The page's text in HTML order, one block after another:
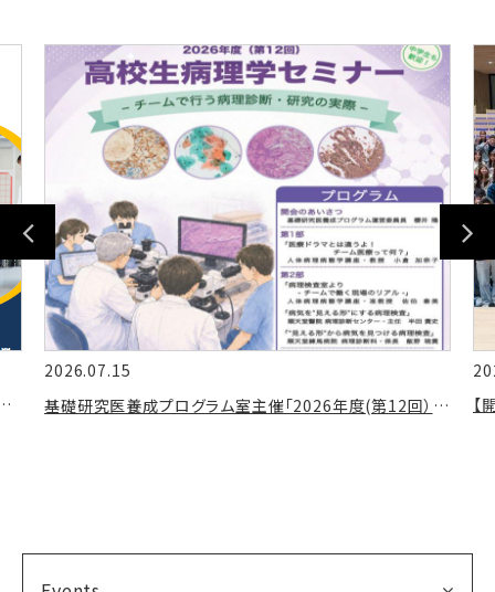
Previous
講座開催(春季)のお知らせ
2026.07.15
基礎研究医養成プログラム室主催「2026年度(第12回）高校生病理学セミナー」のお知らせ